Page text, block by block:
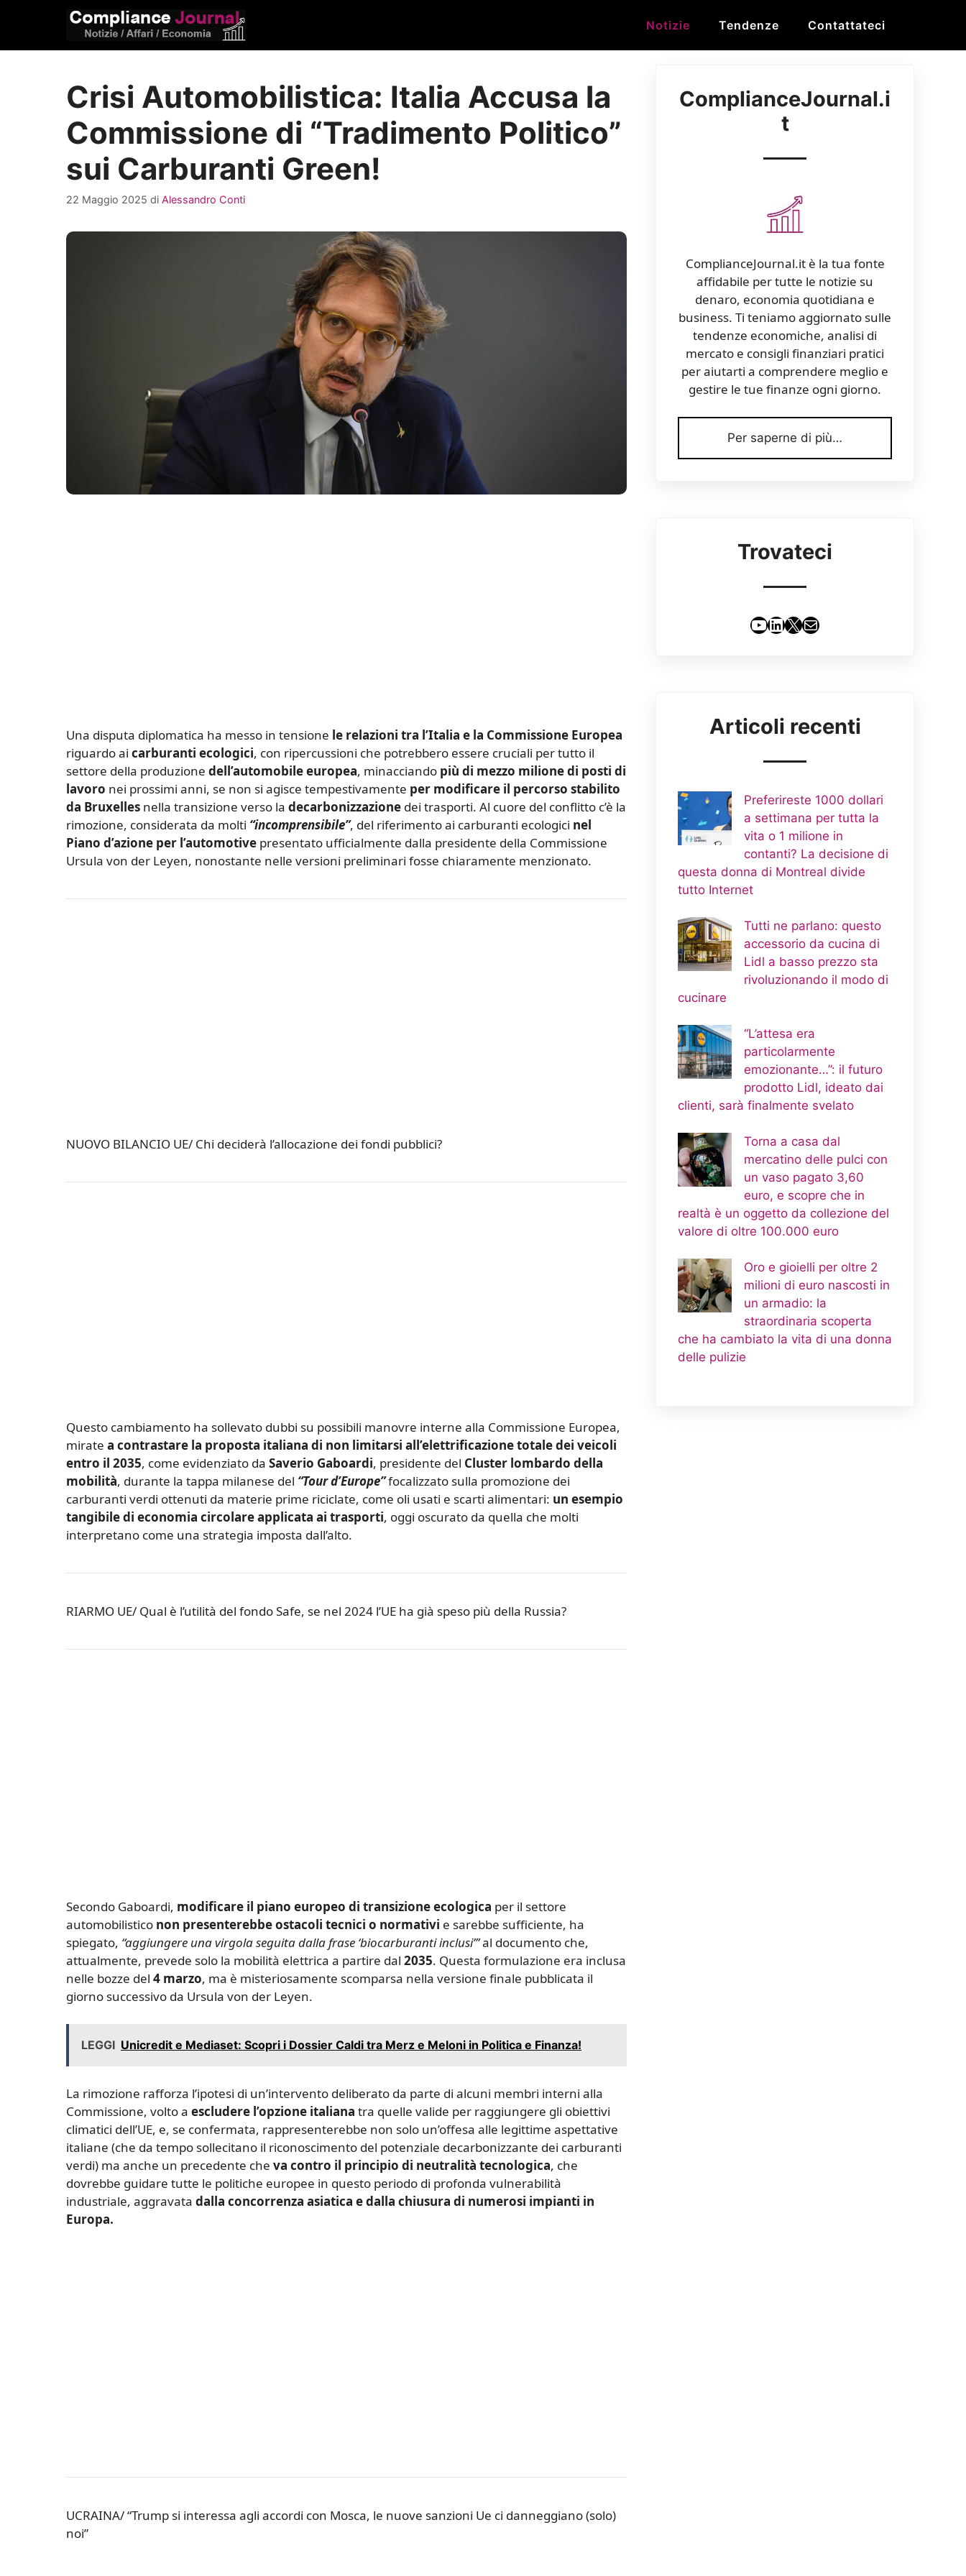
Notizie Tendenze Contattateci
Crisi Automobilistica: Italia Accusa la
Commissione di “Tradimento Politico”
sui Carburanti Green!
22 Maggio 2025 di Alessandro Conti
Una disputa diplomatica ha messo in tensione le relazioni tra l’Italia e la Commissione Europea
riguardo ai carburanti ecologici, con ripercussioni che potrebbero essere cruciali per tutto il
settore della produzione dell’automobile europea, minacciando più di mezzo milione di posti di
lavoro nei prossimi anni, se non si agisce tempestivamente per modificare il percorso stabilito
da Bruxelles nella transizione verso la decarbonizzazione dei trasporti. Al cuore del conflitto c’è la
rimozione, considerata da molti “incomprensibile”, del riferimento ai carburanti ecologici nel
Piano d’azione per l’automotive presentato ufficialmente dalla presidente della Commissione
Ursula von der Leyen, nonostante nelle versioni preliminari fosse chiaramente menzionato.
NUOVO BILANCIO UE/ Chi deciderà l’allocazione dei fondi pubblici?
Questo cambiamento ha sollevato dubbi su possibili manovre interne alla Commissione Europea,
mirate a contrastare la proposta italiana di non limitarsi all’elettrificazione totale dei veicoli
entro il 2035, come evidenziato da Saverio Gaboardi, presidente del Cluster lombardo della
mobilità, durante la tappa milanese del “Tour d’Europe”focalizzato sulla promozione dei
carburanti verdi ottenuti da materie prime riciclate, come oli usati e scarti alimentari: un esempio
tangibile di economia circolare applicata ai trasporti, oggi oscurato da quella che molti
interpretano come una strategia imposta dall’alto.
RIARMO UE/ Qual è l’utilità del fondo Safe, se nel 2024 l’UE ha già speso più della Russia?
Secondo Gaboardi, modificare il piano europeo di transizione ecologica per il settore
automobilistico non presenterebbe ostacoli tecnici o normativi e sarebbe sufficiente, ha
spiegato, “aggiungere una virgola seguita dalla frase ‘biocarburanti inclusi’”al documento che,
attualmente, prevede solo la mobilità elettrica a partire dal 2035. Questa formulazione era inclusa
nelle bozze del 4 marzo, ma è misteriosamente scomparsa nella versione finale pubblicata il
giorno successivo da Ursula von der Leyen.
LEGGI Unicredit e Mediaset: Scopri i Dossier Caldi tra Merz e Meloni in Politica e Finanza!
La rimozione rafforza l’ipotesi di un’intervento deliberato da parte di alcuni membri interni alla
Commissione, volto a escludere l’opzione italiana tra quelle valide per raggiungere gli obiettivi
climatici dell’UE, e, se confermata, rappresenterebbe non solo un’offesa alle legittime aspettative
italiane (che da tempo sollecitano il riconoscimento del potenziale decarbonizzante dei carburanti
verdi) ma anche un precedente che va contro il principio di neutralità tecnologica, che
dovrebbe guidare tutte le politiche europee in questo periodo di profonda vulnerabilità
industriale, aggravata dalla concorrenza asiatica e dalla chiusura di numerosi impianti in
Europa.
UCRAINA/ “Trump si interessa agli accordi con Mosca, le nuove sanzioni Ue ci danneggiano (solo)
noi”
ComplianceJournal.i
t
ComplianceJournal.it è la tua fonte
affidabile per tutte le notizie su
denaro, economia quotidiana e
business. Ti teniamo aggiornato sulle
tendenze economiche, analisi di
mercato e consigli finanziari pratici
per aiutarti a comprendere meglio e
gestire le tue finanze ogni giorno.
Per saperne di più…
Trovateci
YouTube
LinkedIn
X Email
Articoli recenti
Preferireste 1000 dollari
a settimana per tutta la
vita o 1 milione in
contanti? La decisione di
questa donna di Montreal divide
tutto Internet
Tutti ne parlano: questo
accessorio da cucina di
Lidl a basso prezzo sta
rivoluzionando il modo di
cucinare
“L’attesa era
particolarmente
emozionante…”: il futuro
prodotto Lidl, ideato dai
clienti, sarà finalmente svelato
Torna a casa dal
mercatino delle pulci con
un vaso pagato 3,60
euro, e scopre che in
realtà è un oggetto da collezione del
valore di oltre 100.000 euro
Oro e gioielli per oltre 2
milioni di euro nascosti in
un armadio: la
straordinaria scoperta
che ha cambiato la vita di una donna
delle pulizie